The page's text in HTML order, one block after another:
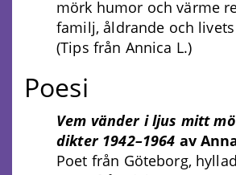
mörk humor och värme
familj, åldrande och
(Tips från Annica L.)
Poesi
Vem vänder i ljus mitt
dikter 1942–1964 av
Poet från Göteborg,